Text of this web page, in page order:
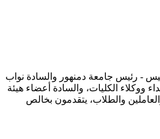
الأستاذ الدكتور / إلهامي ترابيس - رئيس جامعة دمنهور والسادة نواب
رئيس الجامعة، والسادة عمداء ووكلاء الكليات، والسادة أعضاء هيئة
التدريس والهيئة المعاونة، والعاملين والطلاب، يتقدمون بخالص